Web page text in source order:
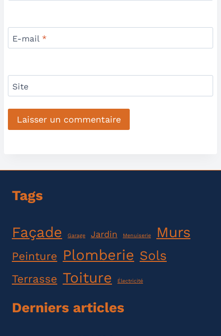
E-mail *
Site
Tags
Façade Garage Jardin Menuiserie Murs
Peinture Plomberie Sols
Terrasse Toiture Électricité
Derniers articles